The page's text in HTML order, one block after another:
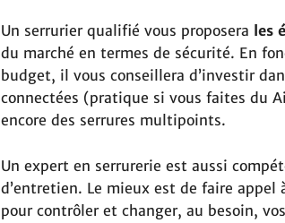
Un serrurier qualifié vous proposera les
du marché en termes de sécurité. En
budget, il vous conseillera d’investir
connectées (pratique si vous faites du
encore des serrures multipoints.
Un expert en serrurerie est aussi
d’entretien. Le mieux est de faire
pour contrôler et changer, au besoin,